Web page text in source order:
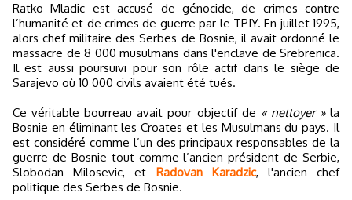
Ratko Mladic est accusé de génocide, de crimes contre
l’humanité et de crimes de guerre par le TPIY. En juillet 1995,
alors chef militaire des Serbes de Bosnie, il avait ordonné le
massacre de 8 000 musulmans dans l'enclave de Srebrenica.
Il est aussi poursuivi pour son rôle actif dans le siège de
Sarajevo où 10 000 civils avaient été tués.
Ce véritable bourreau avait pour objectif de « nettoyer »la
Bosnie en éliminant les Croates et les Musulmans du pays. Il
est considéré comme l’un des principaux responsables de la
guerre de Bosnie tout comme l’ancien président de Serbie,
Slobodan Milosevic, et Radovan Karadzic, l'ancien chef
politique des Serbes de Bosnie.